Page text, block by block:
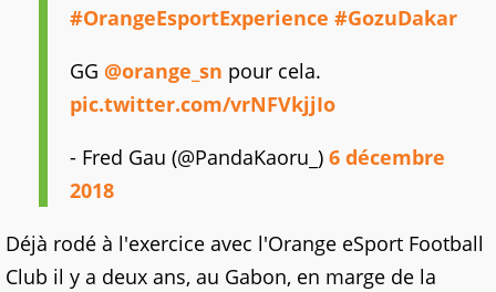
#OrangeEsportExperience #GozuDakar
GG @orange_sn pour cela.
pic.twitter.com/vrNFVkjjIo
- Fred Gau (@PandaKaoru_) 6 décembre
2018
Déjà rodé à l'exercice avec l'Orange eSport Football
Club il y a deux ans, au Gabon, en marge de la